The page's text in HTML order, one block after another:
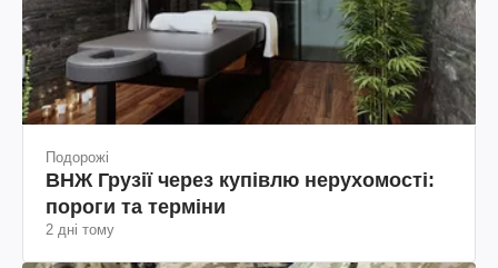
Подорожі
ВНЖ Грузії через купівлю нерухомості:
пороги та терміни
2 дні тому